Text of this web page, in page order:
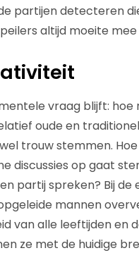
partijen detecteren
altijd moeite
vraag blijft:
oude en
trouw stemmen.
discussies op gaat
partij spreken? Bij
mannen
van alle leeftijden
ze met de huidige